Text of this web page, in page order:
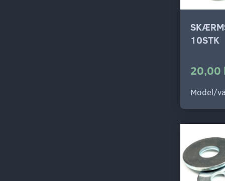
10STK
20,00
Model/